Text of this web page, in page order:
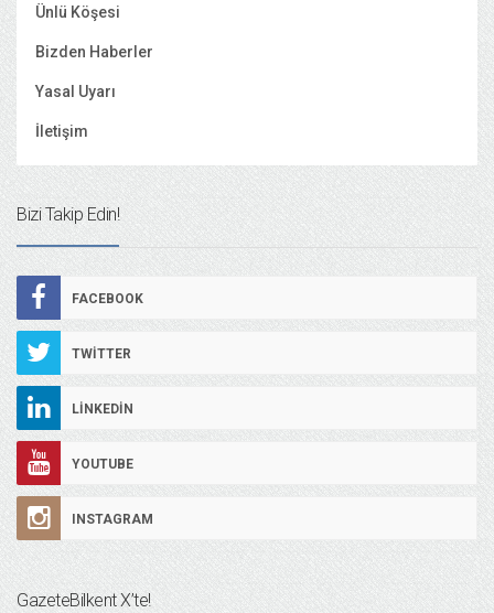
Ünlü Köşesi
Bizden Haberler
Yasal Uyarı
İletişim
Bizi Takip Edin!
FACEBOOK
TWITTER
LINKEDIN
YOUTUBE
INSTAGRAM
GazeteBilkent X’te!